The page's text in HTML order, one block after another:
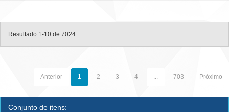
Resultado 1-10 de 7024.
Anterior 1 2 3 4 ... 703 Próximo
Conjunto de itens: